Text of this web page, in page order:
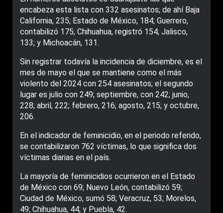
encabeza esta lista con 332 asesinatos; de ahí Baja
California, 235; Estado de México, 184; Guerrero,
contabilizó 175; Chihuahua, registró 154; Jalisco,
133; y Michoacán, 131.
Sin registrar todavía la incidencia de diciembre, es el
mes de mayo el que se mantiene como el más
violento del 2024 con 254 asesinatos; el segundo
lugar es julio con 249; septiembre, con 242; junio,
228; abril, 222; febrero, 216; agosto, 215; y octubre,
206.
En el indicador de feminicidio, en el periodo referido,
se contabilizaron 762 víctimas, lo que significa dos
víctimas diarias en el país.
La mayoría de feminicidios ocurrieron en el Estado
de México con 69; Nuevo León, contabilizó 59;
Ciudad de México, sumó 58; Veracruz, 53; Morelos,
49; Chihuahua, 44; y Puebla, 42.